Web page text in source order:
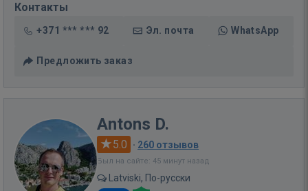
Контакты
+371 *** *** 92 Эл. почта WhatsApp
Предложить заказ
Antons D.
5.0 · 260 отзывов
Был на сайте: 45 минут назад
Latviski, По-русски